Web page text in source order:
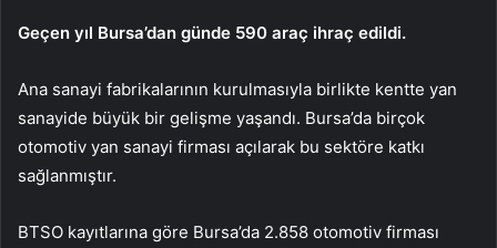
Geçen yıl Bursa’dan günde 590 araç ihraç edildi.
Ana sanayi fabrikalarının kurulmasıyla birlikte kentte yan
sanayide büyük bir gelişme yaşandı. Bursa’da birçok
otomotiv yan sanayi firması açılarak bu sektöre katkı
sağlanmıştır.
BTSO kayıtlarına göre Bursa’da 2.858 otomotiv firması